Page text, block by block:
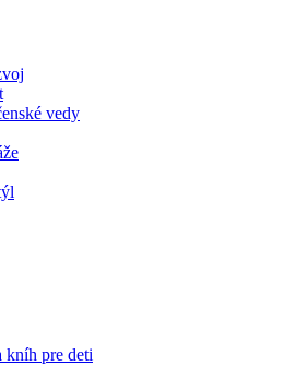
vedy
kníh pre deti